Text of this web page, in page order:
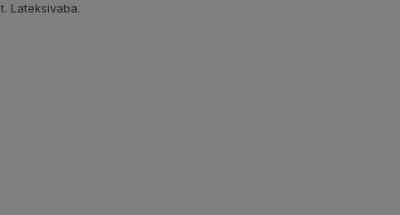
Lateksivaba.